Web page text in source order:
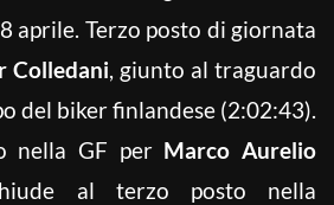
aprile. Terzo posto di giornata
Colledani, giunto al traguardo
del biker finlandese (2:02:43).
nella GF perMarco Aurelio
al terzo posto nella